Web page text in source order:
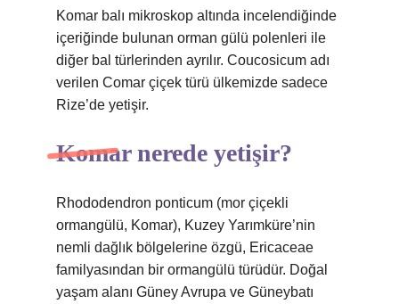
Komar balı mikroskop altında incelendiğinde
içeriğinde bulunan orman gülü polenleri ile
diğer bal türlerinden ayrılır. Coucosicum adı
verilen Comar çiçek türü ülkemizde sadece
Rize’de yetişir.
Komar nerede yetişir?
Rhododendron ponticum (mor çiçekli
ormangülü, Komar), Kuzey Yarımküre’nin
nemli dağlık bölgelerine özgü, Ericaceae
familyasından bir ormangülü türüdür. Doğal
yaşam alanı Güney Avrupa ve Güneybatı